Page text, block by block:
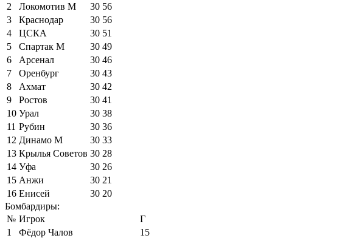
2
Локомотив М 30 56
3
Краснодар 30 56
4
ЦСКА 30 51
5
Спартак М 30 49
6
Арсенал 30 46
7
Оренбург 30 43
8
Ахмат 30 42
9
Ростов 30 41
10 Урал 30 38
11 Рубин 30 36
12 Динамо М 30 33
13 Крылья Советов 30 28
14 Уфа 30 26
15 Анжи 30 21
16 Енисей 30 20
Бомбардиры:
№ Игрок
Г
1
Фёдор Чалов
15